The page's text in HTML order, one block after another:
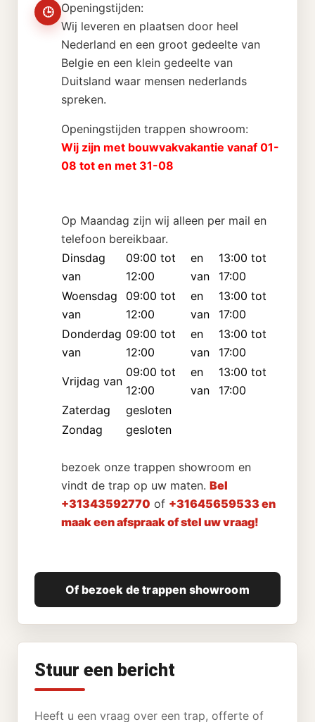
🕒 Openingstijden:
Wij leveren en plaatsen door heel
Nederland en een groot gedeelte van
Belgie en een klein gedeelte van
Duitsland waar mensen nederlands
spreken.
Openingstijden trappen showroom:
Wij zijn met bouwvakvakantie vanaf 01-
08 tot en met 31-08
Op Maandag zijn wij alleen per mail en
telefoon bereikbaar.
Dinsdag
van
09:00 tot
12:00
en
van
13:00 tot
17:00
Woensdag
van
09:00 tot
12:00
en
van
13:00 tot
17:00
Donderdag
van
09:00 tot
12:00
en
van
13:00 tot
17:00
Vrijdag van
09:00 tot
12:00
en
van
13:00 tot
17:00
Zaterdag
gesloten
Zondag
gesloten
bezoek onze trappen showroom en
vindt de trap op uw maten. Bel
+31343592770 of +31645659533 en
maak een afspraak of stel uw vraag!
Of bezoek de trappen showroom
Stuur een bericht
Heeft u een vraag over een trap, offerte of